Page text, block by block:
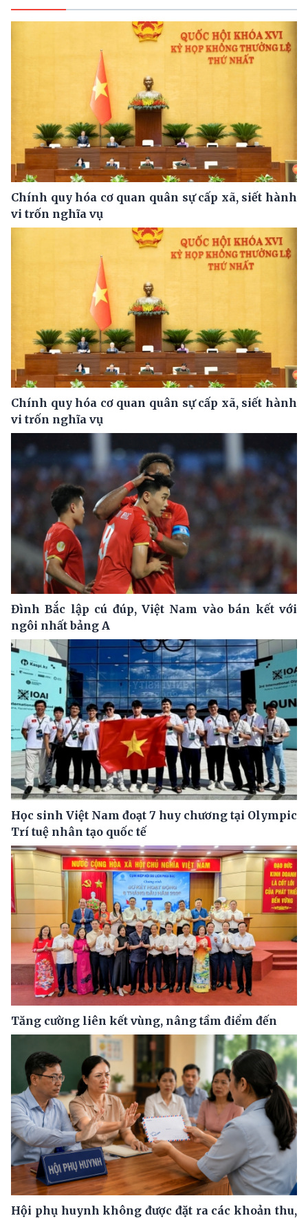
Chính quy hóa cơ quan quân sự cấp xã, siết hành
vi trốn nghĩa vụ
Chính quy hóa cơ quan quân sự cấp xã, siết hành
vi trốn nghĩa vụ
Đình Bắc lập cú đúp, Việt Nam vào bán kết với
ngôi nhất bảng A
Học sinh Việt Nam đoạt 7 huy chương tại Olympic
Trí tuệ nhân tạo quốc tế
Tăng cường liên kết vùng, nâng tầm điểm đến
Hội phụ huynh không được đặt ra các khoản thu,